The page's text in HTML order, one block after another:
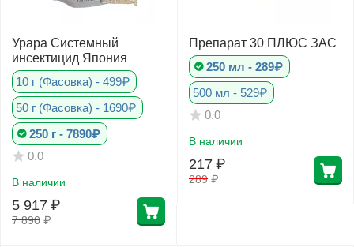
Урара Системный
инсектицид Япония
10 г (Фасовка) - 499₽
50 г (Фасовка) - 1690₽
250 г - 7890₽
0.0
В наличии
7 890 ₽
5 917 ₽
Препарат 30 ПЛЮС ЗАС
250 мл - 289₽
500 мл - 529₽
0.0
В наличии
289 ₽
217 ₽